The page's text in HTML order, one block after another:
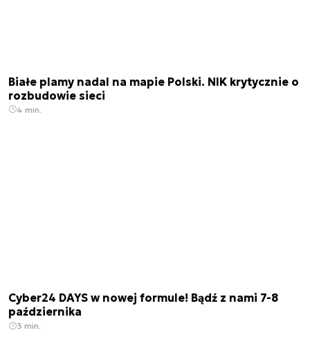
Białe plamy nadal na mapie Polski. NIK krytycznie o
rozbudowie sieci
4 min.
Cyber24 DAYS w nowej formule! Bądź z nami 7-8
października
3 min.